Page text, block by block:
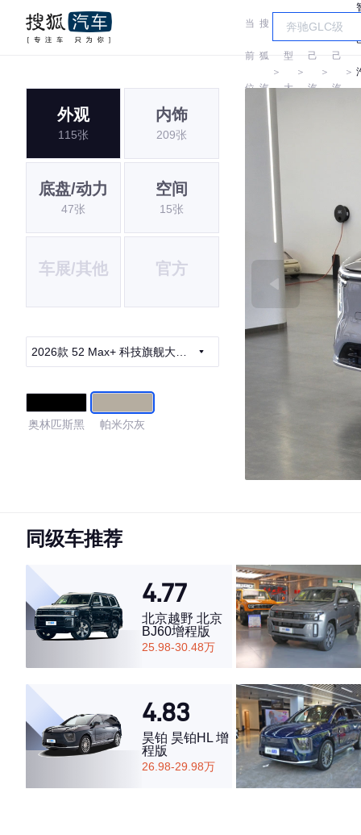
当
前
位
搜
狐
汽
＞
车
型
大
＞
智
己
汽
＞
智
己
汽
＞
外观
115张
内饰
209张
底盘/动力
47张
空间
15张
车展/其他 官方
2026款 52 Max+ 科技旗舰大五
奥林匹斯黑 帕米尔灰
同级车推荐
4.77
北京越野 北京
BJ60增程版
25.98-30.48万
4.83
昊铂 昊铂HL 增
程版
26.98-29.98万